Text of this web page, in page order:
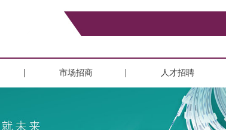
市场招商 人才招聘